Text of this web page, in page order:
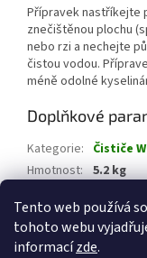
Tento web používá
tohoto webu
informacízde.
Přípravek nastříkejte
znečištěnou plochu
nebo rzi a nechejte
čistou vodou.
méně odolné
Doplňkové
Kategorie: Čističe
Hmotnost: 5.2 kg